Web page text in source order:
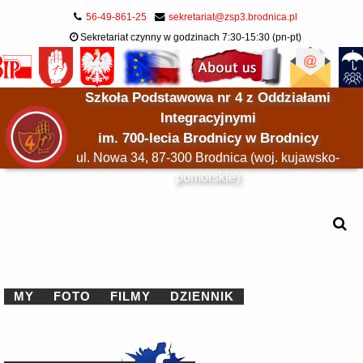
56-49-861-25
sekretariat@zsp3.brodnica.pl
Sekretariat czynny w godzinach 7:30-15:30 (pn-pt)
Szkoła Podstawowa nr 4 z Oddziałami
Integracyjnymi
im. 700-lecia Brodnicy w Brodnicy
ul. Nowa 34, 87-300 Brodnica (woj. kujawsko-
pomorskie)
MY FOTO FILMY DZIENNIK